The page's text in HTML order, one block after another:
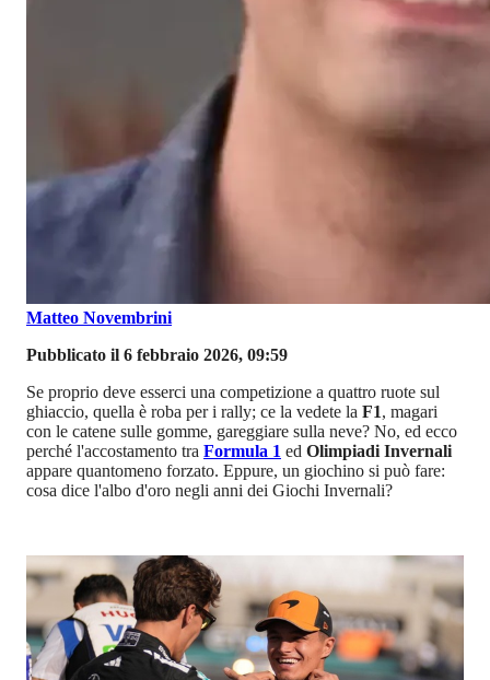
Matteo Novembrini
Pubblicato il 6 febbraio 2026, 09:59
Se proprio deve esserci una competizione a quattro ruote sul
ghiaccio, quella è roba per i rally; ce la vedete la F1, magari
con le catene sulle gomme, gareggiare sulla neve? No, ed ecco
perché l'accostamento tra Formula 1 ed Olimpiadi Invernali
appare quantomeno forzato. Eppure, un giochino si può fare:
cosa dice l'albo d'oro negli anni dei Giochi Invernali?